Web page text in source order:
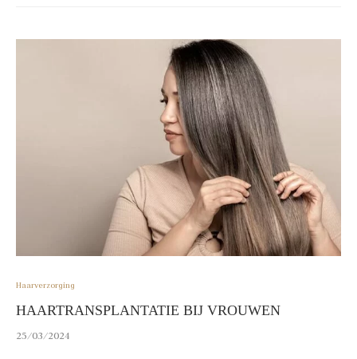
Haarverzorging
HAARTRANSPLANTATIE BIJ VROUWEN
25/03/2024